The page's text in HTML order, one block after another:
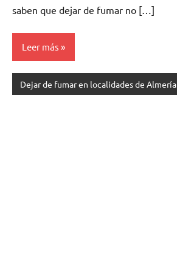
saben quе dejar dе fumar no […]
Leer más
Dejar de fumar en localidades de Almería